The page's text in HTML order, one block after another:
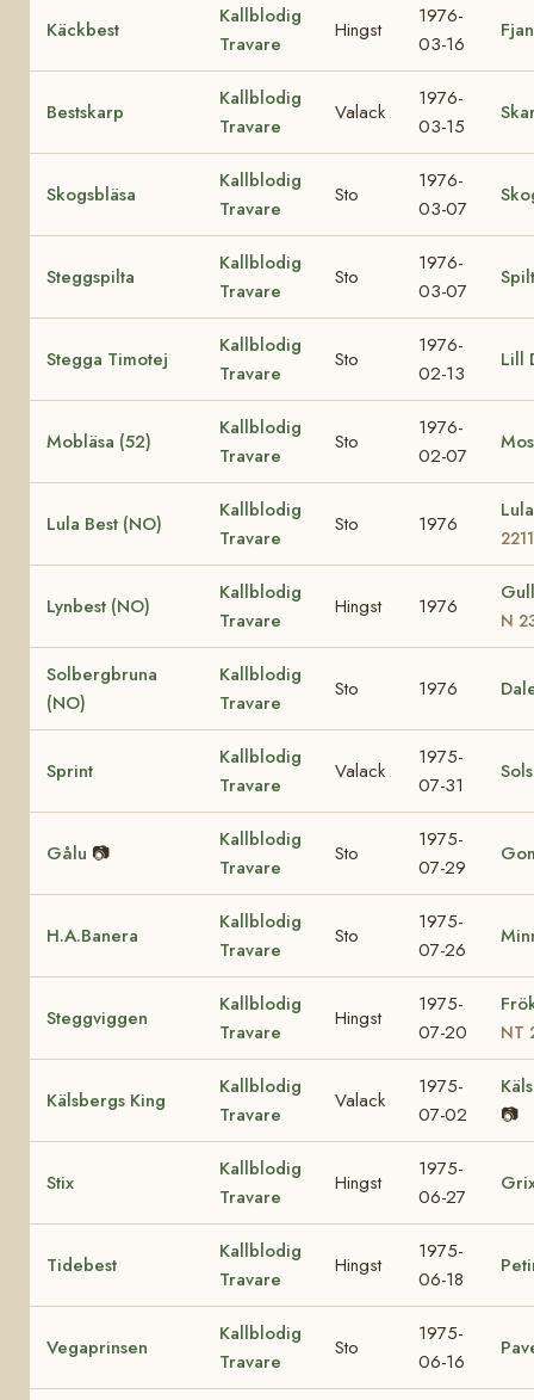
Käckbest
Kallblodig
Travare
Hingst
1976-
03-16
Bestskarp
Kallblodig
Travare
Valack
1976-
03-15
Skogsbläsa
Kallblodig
Travare
Sto
1976-
03-07
Steggspilta
Kallblodig
Travare
Sto
1976-
03-07
Stegga Timotej
Kallblodig
Travare
Sto
1976-
02-13
Lill
Mobläsa (52)
Kallblodig
Travare
Sto
1976-
02-07
Lula Best (NO)
Kallblodig
Travare
Sto 1976
Lynbest (NO)
Kallblodig
Travare
Hingst 1976
N
Solbergbruna
(NO)
Kallblodig
Travare
Sto 1976
Sprint
Kallblodig
Travare
Valack
1975-
07-31
Gålu 📷
Kallblodig
Travare
Sto
1975-
07-29
H.A.Banera
Kallblodig
Travare
Sto
1975-
07-26
Steggviggen
Kallblodig
Travare
Hingst
1975-
07-20
NT
Kälsbergs King
Kallblodig
Travare
Valack
1975-
07-02
📷
Stix
Kallblodig
Travare
Hingst
1975-
06-27
Tidebest
Kallblodig
Travare
Hingst
1975-
06-18
Vegaprinsen
Kallblodig
Travare
Sto
1975-
06-16